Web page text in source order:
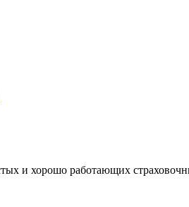
и хорошо работающих